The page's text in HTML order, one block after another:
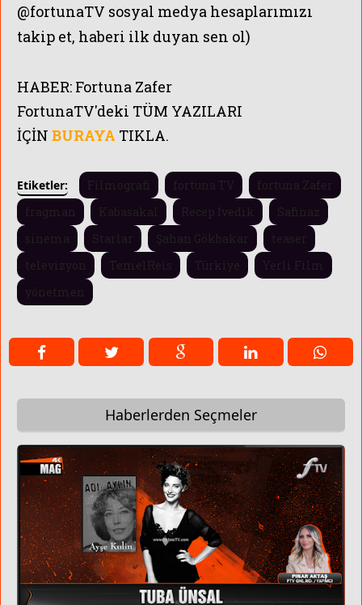
@fortunaTV sosyal medya hesaplarımızı
takip et, haberi ilk duyan sen ol)
HABER: Fortuna Zafer
FortunaTV'deki TÜM YAZILARI
İÇİN BURAYA TIKLA.
Etiketler: Filmografi fortuna TV
fortuna Zafer
fragman
Kabasakal Recep İvedik
Safinaz
sinema
Starlar Şahan Gökbakar
teaser
televizyon
TemelReis Türkiye
Yerli Film
yönetmen
Haberlerden Seçmeler